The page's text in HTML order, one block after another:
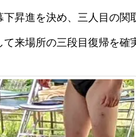
昇進を決め、三人目の
来場所の三段目復帰を確